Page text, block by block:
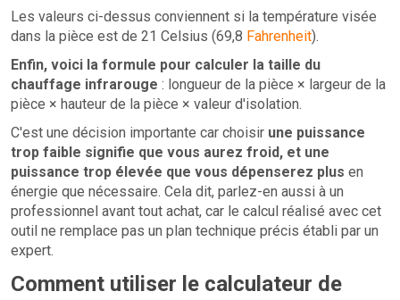
Les valeurs ci-dessus conviennent si la température visée
dans la pièce est de 21 Celsius (69,8 Fahrenheit).
Enfin, voici la formule pour calculer la taille du
chauffage infrarouge : longueur de la pièce × largeur de la
pièce × hauteur de la pièce × valeur d'isolation.
C'est une décision importante car choisir une puissance
trop faible signifie que vous aurez froid, et une
puissance trop élevée que vous dépenserez plus en
énergie que nécessaire. Cela dit, parlez-en aussi à un
professionnel avant tout achat, car le calcul réalisé avec cet
outil ne remplace pas un plan technique précis établi par un
expert.
Comment utiliser le calculateur de